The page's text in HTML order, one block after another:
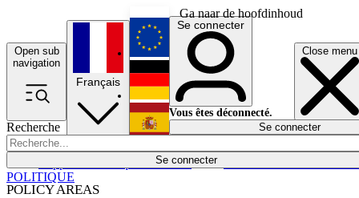
Ga naar de hoofdinhoud
Open sub
navigation
Close menu
Recherche
Se connecter
POLICY AREAS
Économie
Français
English
Deutsch
Español
Se connecter
Vous êtes déconnecté.
Se connecter
POLITIQUE